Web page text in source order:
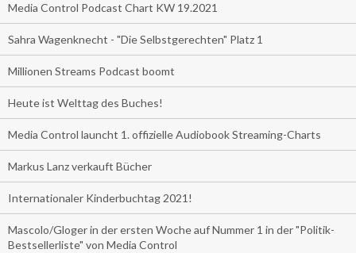
Media Control Podcast Chart KW 19.2021
Sahra Wagenknecht - "Die Selbstgerechten" Platz 1
Millionen Streams Podcast boomt
Heute ist Welttag des Buches!
Media Control launcht 1. offizielle Audiobook Streaming-Charts
Markus Lanz verkauft Bücher
Internationaler Kinderbuchtag 2021!
Mascolo/Gloger in der ersten Woche auf Nummer 1 in der "Politik-
Bestsellerliste" von Media Control